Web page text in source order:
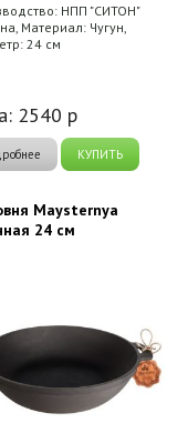
НПП "СИТОН"
Материал: Чугун,
24 см
2540 р
КУПИТЬ
Maysternya
24 см